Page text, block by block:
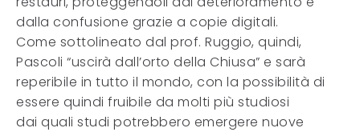
dalla confusione grazie a copie digitali.
Come sottolineato dal prof. Ruggio, quindi,
Pascoli “uscirà dall’orto della Chiusa” e sarà
reperibile in tutto il mondo, con la possibilità di
essere quindi fruibile da molti più studiosi
dai quali studi potrebbero emergere nuove